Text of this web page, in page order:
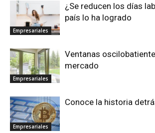
Empresariales
¿Se reducen los días
país lo ha logrado
Empresariales
Ventanas
mercado
Empresariales
Conoce la historia